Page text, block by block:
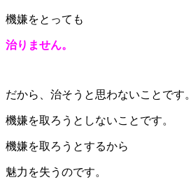
機嫌をとっても
治りません。
だから、治そうと思わないことです。
機嫌を取ろうとしないことです。
機嫌を取ろうとするから
魅力を失うのです。